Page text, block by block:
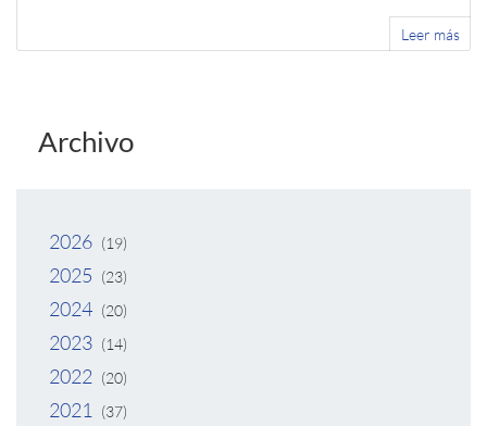
Leer más
Archivo
2026 (19)
2025 (23)
2024 (20)
2023 (14)
2022 (20)
2021 (37)